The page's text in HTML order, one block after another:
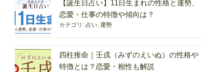
特
｜
男
女
別
【誕生日占い】11日生まれの性格と運勢、
恋愛・仕事の特徴や傾向は？
カテゴリ: 占い, 運勢
四柱推命｜壬戌（みずのえいぬ）の性格や
特徴とは？恋愛・相性も解説